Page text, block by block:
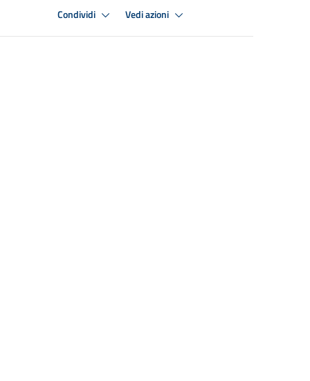
Condividi Vedi azioni